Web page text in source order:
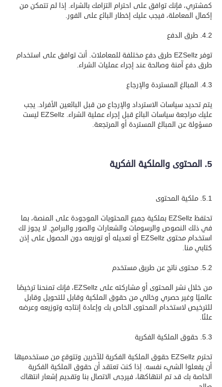
كمشتري، فإنك توافق على احترام التزامك بالشراء. إذا لم تتمكن من
إكمال المعاملة، فيجب عليك إخطار البائع على الفور.
4.2. طرق الدفع
توفر EZSellz طرق دفع مختلفة للمعاملات. أنت توافق على استخدام
طرق دفع آمنة وصالحة عند إجراء عمليات الشراء.
4.3. المبالغ المستردة والإرجاع
يتم تحديد سياسات الاسترداد والإرجاع من قبل البائعين الأفراد. يجب
عليك مراجعة سياسات البائع قبل إجراء عملية الشراء. EZSellz ليست
مسؤولة عن المبالغ المستردة أو المرتجعة.
5. المحتوى والملكية الفكرية
5.1. ملكية المحتوى
تحتفظ EZSellz بملكية جميع المحتويات الموجودة على المنصة، بما
في ذلك النصوص والرسومات والشعارات والصور والبرامج. لا يجوز لك
استخدام محتوى EZSellz أو تعديله أو توزيعه دون الحصول على إذن
كتابي منا.
5.2. محتوى ناتج عن طريق مستخدم
من خلال نشر المحتوى أو مشاركته على EZSellz، فإنك تمنحنا ترخيصًا
عالميًا وغير حصري وخالي من حقوق الملكية وقابل للتحويل وقابل
للترخيص لاستخدام المحتوى الخاص بك وإعادة إنتاجه وتوزيعه وعرضه
علنًا.
5.3. حقوق الملكية الفكرية
تحترم EZSellz حقوق الملكية الفكرية للآخرين وتتوقع من مستخدميها
أن يفعلوا الشيء نفسه. إذا كنت تعتقد أن حقوق الملكية الفكرية
الخاصة بك قد تم انتهاكها، فيرجى الاتصال بنا وتقديم إشعار انتهاك